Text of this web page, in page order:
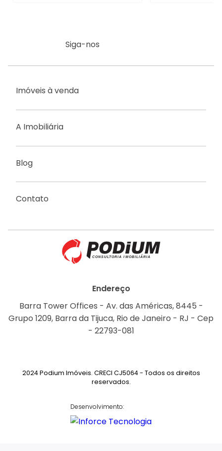
Siga-nos
Imóveis à venda
A Imobiliária
Blog
Contato
Endereço
Barra Tower Offices - Av. das Américas, 8445 -
Grupo 1209, Barra da Tijuca, Rio de Janeiro - RJ - Cep
- 22793-081
2024 Podium Imóveis. CRECI CJ5064 - Todos os direitos
reservados.
Desenvolvimento: